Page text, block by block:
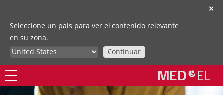
✕
Seleccione un país para ver el contenido relevante
en su zona.
Continuar